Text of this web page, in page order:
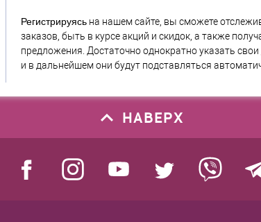
Регистрируясь на нашем сайте, вы сможете
заказов, быть в курсе акций и скидок, а также
предложения. Достаточно однократно указать
и в дальнейшем они будут подставляться
НАВЕРХ